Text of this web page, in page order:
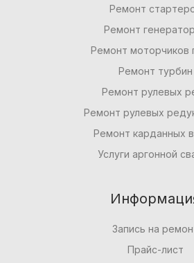
Ремонт
Ремонт
Ремонт моторчиков
Ремонт турбин
Ремонт рулевых
Ремонт рулевых
Ремонт карданных
Услуги аргонной
Запись на
Прайс-лист